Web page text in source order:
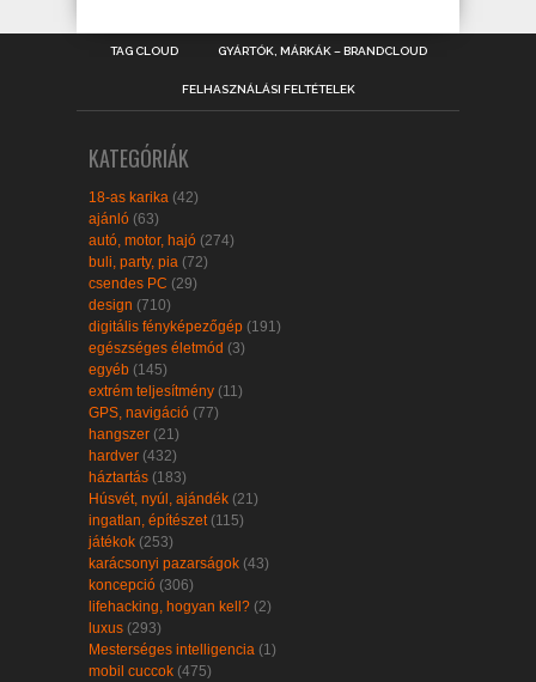
TAG CLOUD GYÁRTÓK, MÁRKÁK – BRANDCLOUD
FELHASZNÁLÁSI FELTÉTELEK
KATEGÓRIÁK
18-as karika (42)
ajánló (63)
autó, motor, hajó (274)
buli, party, pia (72)
csendes PC (29)
design (710)
digitális fényképezőgép (191)
egészséges életmód (3)
egyéb (145)
extrém teljesítmény (11)
GPS, navigáció (77)
hangszer (21)
hardver (432)
háztartás (183)
Húsvét, nyúl, ajándék (21)
ingatlan, építészet (115)
játékok (253)
karácsonyi pazarságok (43)
koncepció (306)
lifehacking, hogyan kell? (2)
luxus (293)
Mesterséges intelligencia (1)
mobil cuccok (475)